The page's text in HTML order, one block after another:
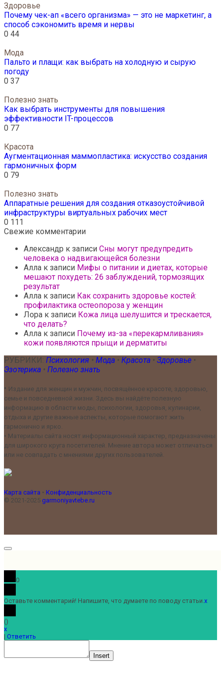
Здоровье
Почему чек-ап «всего организма» — это не маркетинг, а
способ сэкономить время и нервы
0 44
Мода
Пальто и плащи: как выбрать на холодную и сырую
погоду
0 37
Полезно знать
Как выбрать инструменты для повышения
эффективности IT-процессов
0 77
Красота
Аугментационная маммопластика: искусство создания
гармоничных форм
0 79
Полезно знать
Аппаратные решения для создания отказоустойчивой
инфраструктуры виртуальных рабочих мест
0 111
Свежие комментарии
Александр к записи Сны могут предупредить
человека о надвигающейся болезни
Алла к записи Мифы о питании и диетах, которые
мешают похудеть: 26 заблуждений, тормозящих
результат
Алла к записи Как сохранить здоровье костей:
профилактика остеопороза у женщин
Лора к записи Кожа лица шелушится и трескается,
что делать?
Алла к записи Почему из-за «перекармливания»
кожи появляются прыщи и дерматиты
РУБРИКИ: Психология • Мода • Красота • Здоровье •
Эзотерика • Полезно знать
• Издание для женщин и мужчин, посвящённое красоте, здоровью,
семье и повседневной жизни. Здесь вы найдёте полезную
информацию в области моды, психологии, здоровья, кулинарии,
отдыха и другие важные аспекты, которые помогают жить
гармонично и ярко.
• Материалы сайта носят информационный характер, предназначены
для широкого круга посетителей. Мнение автора может отличаться
или не совпадать с мнениями других пользователей.
Карта сайта • Конфиденциальность
© 2021-2025 garmoniyavtebe.ru
0
Оставьте комментарий! Напишите, что думаете по поводу статьи. x
()
x
| Ответить
Insert